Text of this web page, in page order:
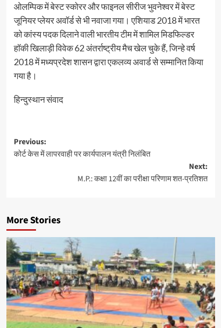
ओलम्पिक में बेस्ट स्कोरर और फाइनल सीरीज भुवनेश्वर में बेस्ट
जूनियर प्लेयर अवॉर्ड से भी नवाजा गया। एशियाड 2018 में भारत
को कांस्य पदक दिलाने वाली भारतीय टीम में शामिल मिडफिल्डर
हॉकी खिलाड़ी विवेक 62 अंतर्राष्ट्रीय मैच खेल चुके हैं, जिन्हे वर्ष
2018 में मध्यप्रदेश शासन द्वारा एकलव्य अवार्ड से सम्मानित किया
गया है।
हिन्दुस्थान संवाद
Post
navigation
Previous:
कोर्ट केस में लापरवाही पर कार्यपालन यंत्री निलंबित
Next:
M.P.: कक्षा 12वीं का परीक्षा परिणाम शत-प्रतिशत
More Stories